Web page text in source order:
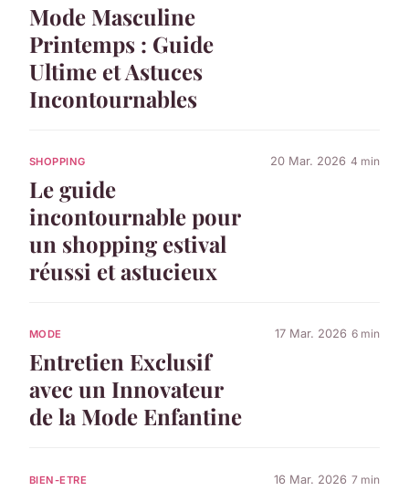
Mode Masculine
Printemps : Guide
Ultime et Astuces
Incontournables
SHOPPING
Le guide
incontournable pour
un shopping estival
réussi et astucieux
20 Mar. 2026 4 min
MODE
Entretien Exclusif
avec un Innovateur
de la Mode Enfantine
17 Mar. 2026 6 min
BIEN-ETRE 16 Mar. 2026 7 min